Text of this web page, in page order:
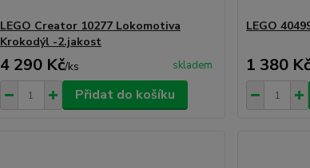
LEGO Creator 10277 Lokomotiva
Krokodýl -2.jakost
4 290 Kč/ks skladem
Přidat do košíku
LEGO
1 380